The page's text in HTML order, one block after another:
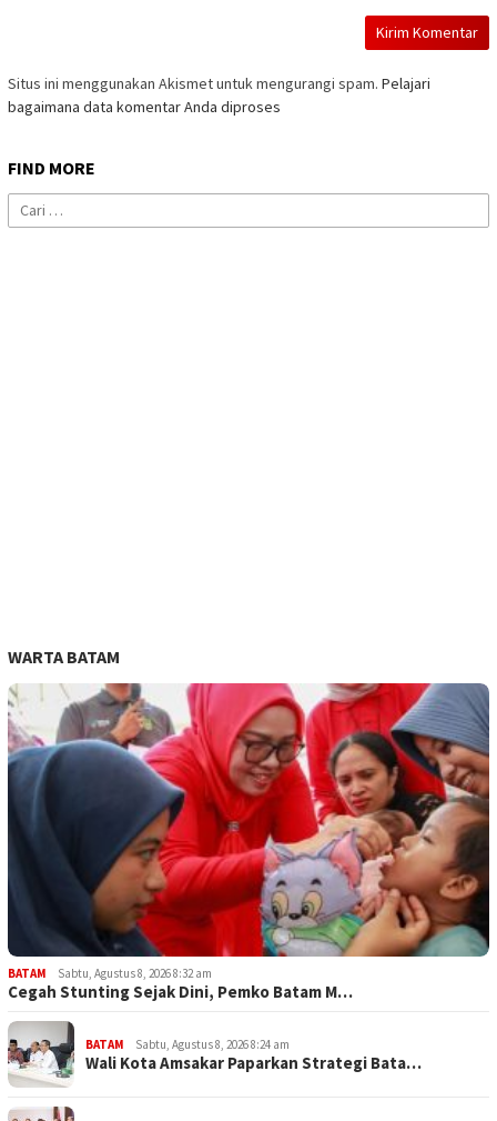
Situs ini menggunakan Akismet untuk mengurangi spam. Pelajari
bagaimana data komentar Anda diproses
FIND MORE
Cari
untuk:
WARTA BATAM
BATAM Sabtu, Agustus 8, 2026 8:32 am
Cegah Stunting Sejak Dini, Pemko Batam M…
BATAM Sabtu, Agustus 8, 2026 8:24 am
Wali Kota Amsakar Paparkan Strategi Bata…